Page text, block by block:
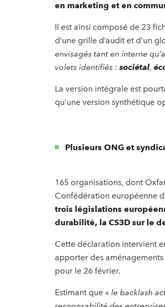
en marketing et en
Il est ainsi composé de 23
d’une grille d’audit et d’un
envisagés tant en interne
volets identifiés :sociétal,
La version intégrale est
qu’une version synthétique
Plusieurs ONG et
165 organisations, dont
Confédération européenne
trois législations
durabilité, la CS3D sur le
Cette déclaration intervient
apporter des
pour le 26 février.
Estimant que « le backlash